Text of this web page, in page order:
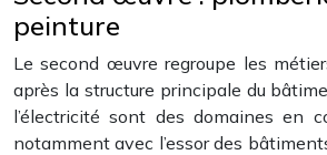
peinture
Le second œuvre regroupe les
après la structure principale du
l’électricité sont des domaines en
notamment avec l’essor des